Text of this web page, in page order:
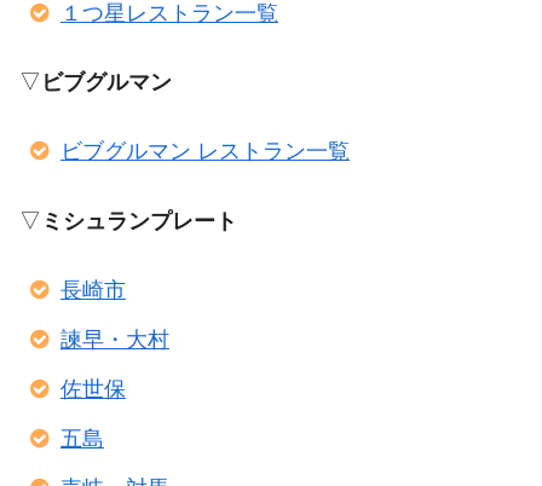
１つ星レストラン一覧
▽ ビブグルマン
ビブグルマン レストラン一覧
▽ ミシュランプレート
長崎市
諫早・大村
佐世保
五島